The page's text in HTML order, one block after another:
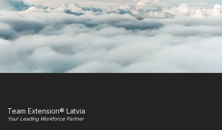
Team Extension® Latvia
Your Leading Workforce Partner